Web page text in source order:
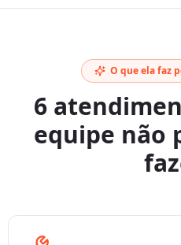
O que ela faz
6
equipe não